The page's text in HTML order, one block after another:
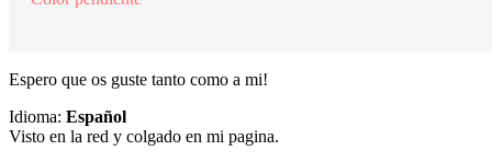
Espero que os guste tanto como a mi!
Idioma: Español
Visto en la red y colgado en mi pagina.